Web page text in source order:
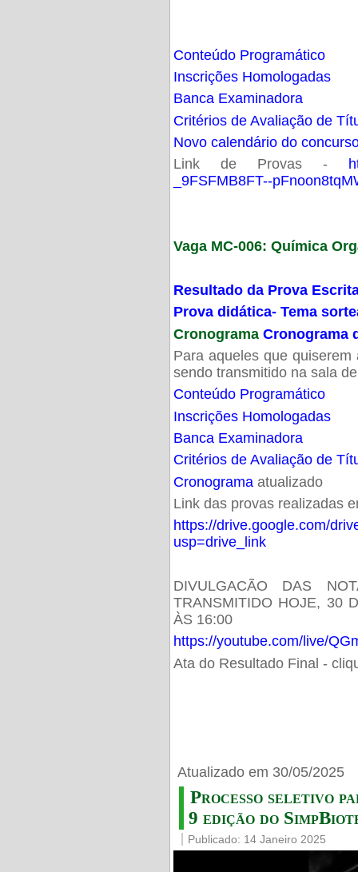
Conteúdo Programático
Inscrições Homologadas
Banca Examinadora
Critérios de Avaliação de
Novo calendário do
Link de Provas -
_9FSFMB8FT--
Vaga MC-006: Química
Resultado da Prova
Prova didática- Tema
Cronograma Cronograma
Para aqueles que
sendo transmitido na sala
Conteúdo Programático
Inscrições Homologadas
Banca Examinadora
Critérios de Avaliação de
Cronogramaatualizado
Link das provas realizadas
https://drive.google.com/
usp=drive_link
DIVULGACÃO DAS
TRANSMITIDO HOJE, 30
ÀS 16:00
https://youtube.com/live/
Ata do Resultado Final -
Atualizado em 30/05/2025
Processo seletivo
9 edição do
Publicado: 14 Janeiro 2025